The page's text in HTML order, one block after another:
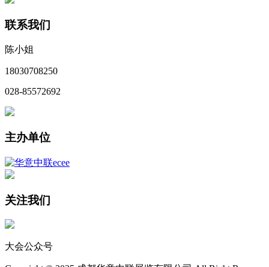
联系我们
陈小姐
18030708250
028-85572692
主办单位
关注我们
大会公众号